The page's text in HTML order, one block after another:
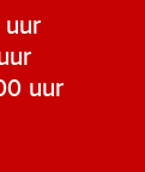
uur
uur